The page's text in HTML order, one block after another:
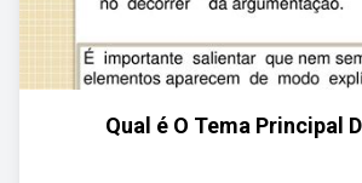
Qual é O Tema Principal